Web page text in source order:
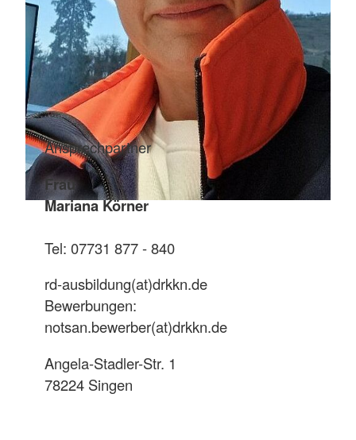
Ansprechpartner
Frau
Mariana Körner
Tel: 07731 877 - 840
rd-ausbildung(at)drkkn.de
Bewerbungen:
notsan.bewerber(at)drkkn.de
Angela-Stadler-Str. 1
78224 Singen